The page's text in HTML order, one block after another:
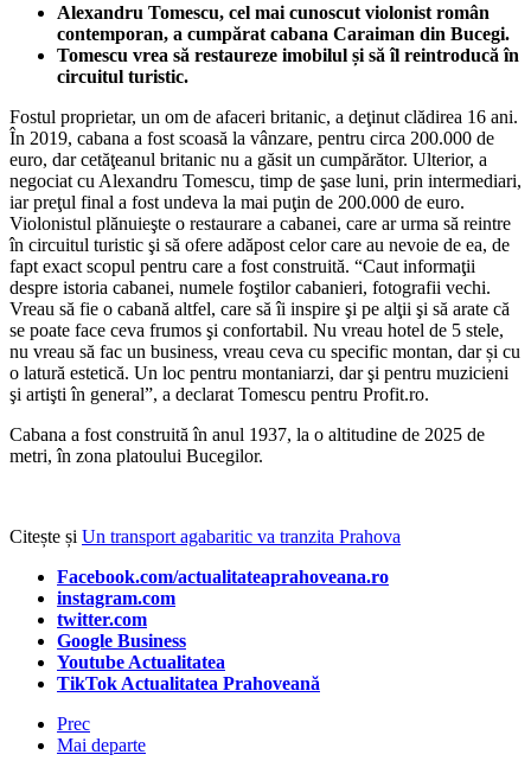
Alexandru Tomescu, cel mai cunoscut violonist român
contemporan, a cumpărat cabana Caraiman din Bucegi.
Tomescu vrea să restaureze imobilul și să îl reintroducă în
circuitul turistic.
Fostul proprietar, un om de afaceri britanic, a deţinut clădirea 16 ani.
În 2019, cabana a fost scoasă la vânzare, pentru circa 200.000 de
euro, dar cetăţeanul britanic nu a găsit un cumpărător. Ulterior, a
negociat cu Alexandru Tomescu, timp de şase luni, prin intermediari,
iar preţul final a fost undeva la mai puţin de 200.000 de euro.
Violonistul plănuieşte o restaurare a cabanei, care ar urma să reintre
în circuitul turistic şi să ofere adăpost celor care au nevoie de ea, de
fapt exact scopul pentru care a fost construită. “Caut informaţii
despre istoria cabanei, numele foştilor cabanieri, fotografii vechi.
Vreau să fie o cabană altfel, care să îi inspire şi pe alţii şi să arate că
se poate face ceva frumos şi confortabil. Nu vreau hotel de 5 stele,
nu vreau să fac un business, vreau ceva cu specific montan, dar și cu
o latură estetică. Un loc pentru montaniarzi, dar şi pentru muzicieni
şi artişti în general”, a declarat Tomescu pentru Profit.ro.
Cabana a fost construită în anul 1937, la o altitudine de 2025 de
metri, în zona platoului Bucegilor.
Citește și Un transport agabaritic va tranzita Prahova
Facebook.com/actualitateaprahoveana.ro
instagram.com
twitter.com
Google Business
Youtube Actualitatea
TikTok Actualitatea Prahoveană
Prec
Mai departe